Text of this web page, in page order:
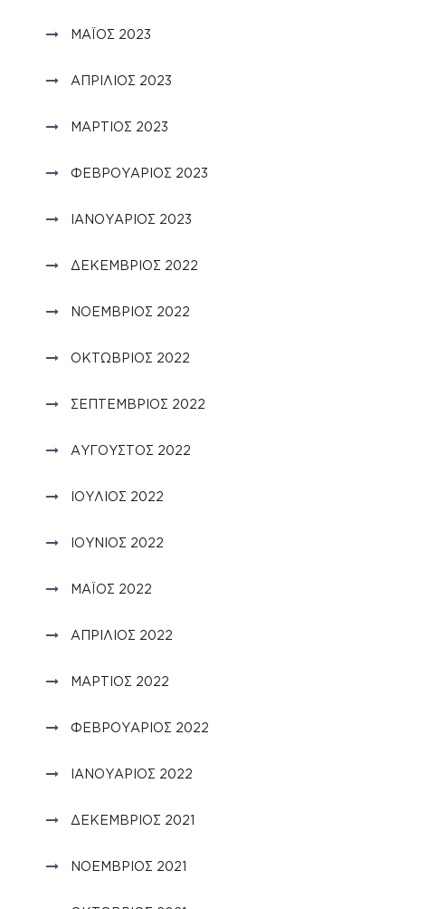
ΜΆΙΟΣ 2023
ΑΠΡΊΛΙΟΣ 2023
ΜΆΡΤΙΟΣ 2023
ΦΕΒΡΟΥΆΡΙΟΣ 2023
ΙΑΝΟΥΆΡΙΟΣ 2023
ΔΕΚΈΜΒΡΙΟΣ 2022
ΝΟΈΜΒΡΙΟΣ 2022
ΟΚΤΏΒΡΙΟΣ 2022
ΣΕΠΤΈΜΒΡΙΟΣ 2022
ΑΎΓΟΥΣΤΟΣ 2022
ΙΟΎΛΙΟΣ 2022
ΙΟΎΝΙΟΣ 2022
ΜΆΙΟΣ 2022
ΑΠΡΊΛΙΟΣ 2022
ΜΆΡΤΙΟΣ 2022
ΦΕΒΡΟΥΆΡΙΟΣ 2022
ΙΑΝΟΥΆΡΙΟΣ 2022
ΔΕΚΈΜΒΡΙΟΣ 2021
ΝΟΈΜΒΡΙΟΣ 2021